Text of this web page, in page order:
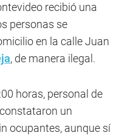
recibió una
personas se
en la calle Juan
, de manera ilegal.
horas, personal de
un
ocupantes, aunque sí